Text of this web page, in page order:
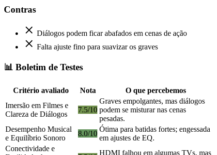
Contras
Diálogos podem ficar abafados em cenas de ação
Falta ajuste fino para suavizar os graves
📊 Boletim de Testes
Critério avaliado Nota
O que percebemos
Imersão em Filmes e
Clareza de Diálogos
7.5/10
Graves empolgantes, mas diálogos
podem se misturar nas cenas
pesadas.
Desempenho Musical
e Equilíbrio Sonoro
8.0/10
Ótima para batidas fortes; engessada
em ajustes de EQ.
Conectividade e
HDMI falhou em algumas TVs, mas